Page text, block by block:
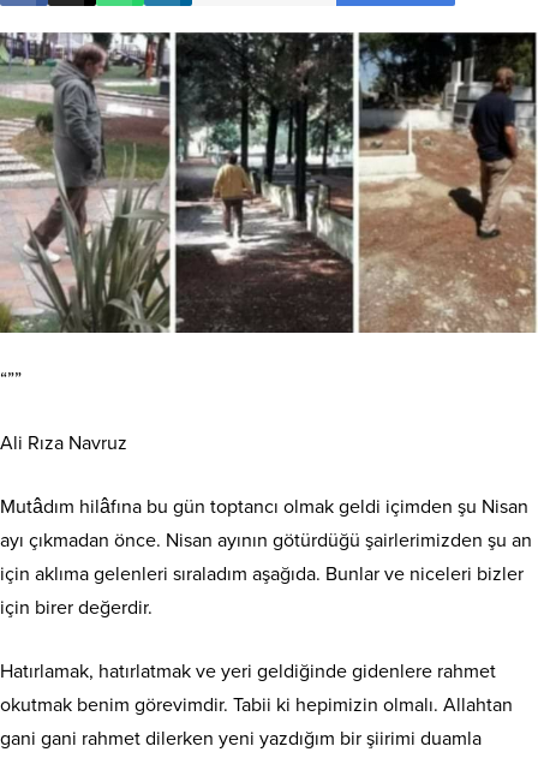
“””
Ali Rıza Navruz
Mutâdım hilâfına bu gün toptancı olmak geldi içimden şu Nisan
ayı çıkmadan önce. Nisan ayının götürdüğü şairlerimizden şu an
için aklıma gelenleri sıraladım aşağıda. Bunlar ve niceleri bizler
için birer değerdir.
Hatırlamak, hatırlatmak ve yeri geldiğinde gidenlere rahmet
okutmak benim görevimdir. Tabii ki hepimizin olmalı. Allahtan
gani gani rahmet dilerken yeni yazdığım bir şiirimi duamla